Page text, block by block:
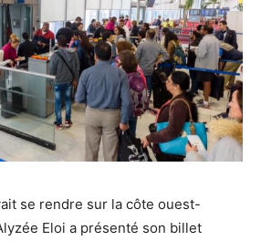
se rendre sur la côte ouest-
Eloi a présenté son billet